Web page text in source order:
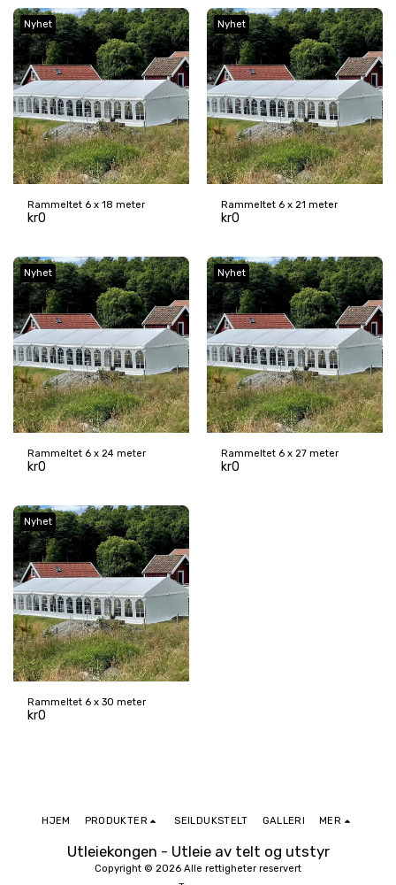
Nyhet
Rammeltet 6 x 18 meter
kr0
Nyhet
Rammeltet 6 x 21 meter
kr0
Nyhet
Rammeltet 6 x 24 meter
kr0
Nyhet
Rammeltet 6 x 27 meter
kr0
Nyhet
Rammeltet 6 x 30 meter
kr0
Utleiekongen - Utleie av telt og utstyr
Copyright © 2026 Alle rettigheter reservert
HJEM PRODUKTER SEILDUKSTELT GALLERI MER